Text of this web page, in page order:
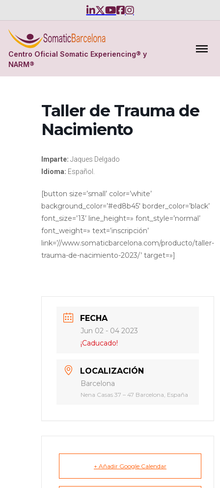
Centro Oficial Somatic Experiencing® y
NARM®
Taller de Trauma de
Nacimiento
Imparte: Jaques Delgado
Idioma: Español.
[button size=’small’ color=’white’
background_color=’#ed8b45′ border_color=’black’
font_size=’13’ line_height=» font_style=’normal’
font_weight=» text=’inscripción’
link=’//www.somaticbarcelona.com/producto/taller-
trauma-de-nacimiento-2023/’ target=»]
FECHA
Jun 02 - 04 2023
¡Caducado!
LOCALIZACIÓN
Barcelona
Nena Casas 37 – 47 Barcelona, España
+ Añadir Google Calendar